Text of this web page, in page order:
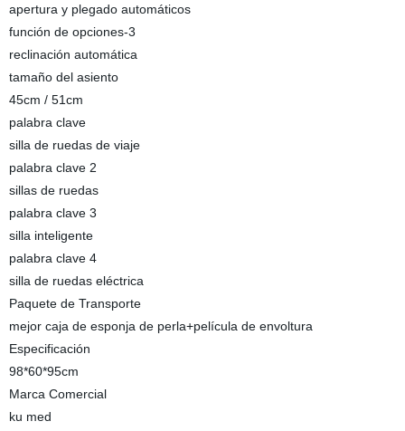
apertura y plegado automáticos
función de opciones-3
reclinación automática
tamaño del asiento
45cm / 51cm
palabra clave
silla de ruedas de viaje
palabra clave 2
sillas de ruedas
palabra clave 3
silla inteligente
palabra clave 4
silla de ruedas eléctrica
Paquete de Transporte
mejor caja de esponja de perla+película de envoltura
Especificación
98*60*95cm
Marca Comercial
ku med